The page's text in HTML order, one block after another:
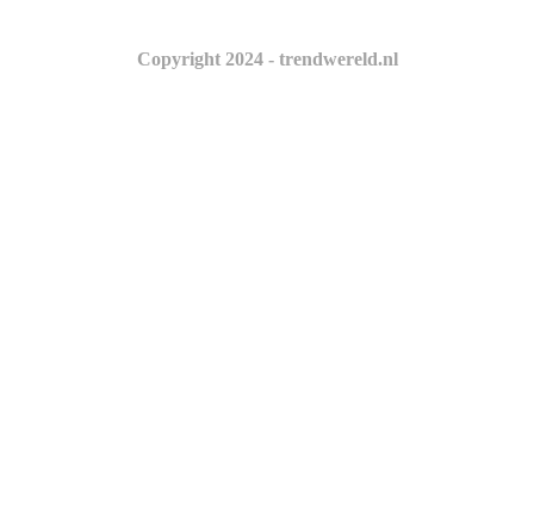
Copyright 2024 - trendwereld.nl